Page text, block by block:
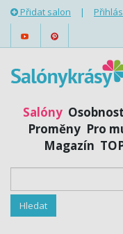
Přidat salon |
Salóny
Proměny Pro
Magazín